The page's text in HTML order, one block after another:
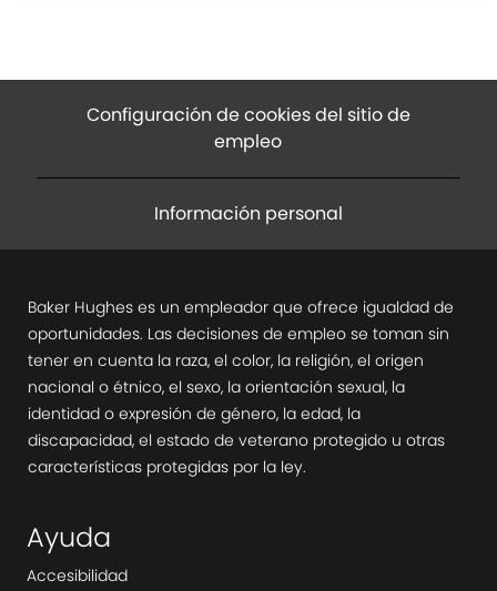
Configuración de cookies del sitio de
empleo
Información personal
Baker Hughes es un empleador que ofrece igualdad de
oportunidades. Las decisiones de empleo se toman sin
tener en cuenta la raza, el color, la religión, el origen
nacional o étnico, el sexo, la orientación sexual, la
identidad o expresión de género, la edad, la
discapacidad, el estado de veterano protegido u otras
características protegidas por la ley.
Ayuda
Accesibilidad